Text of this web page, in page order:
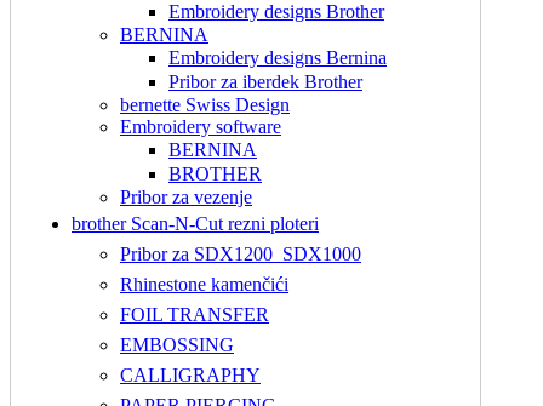
Embroidery designs Brother
BERNINA
Embroidery designs Bernina
Pribor za iberdek Brother
bernette Swiss Design
Embroidery software
BERNINA
BROTHER
Pribor za vezenje
brother Scan-N-Cut rezni ploteri
Pribor za SDX1200_SDX1000
Rhinestone kamenčići
FOIL TRANSFER
EMBOSSING
CALLIGRAPHY